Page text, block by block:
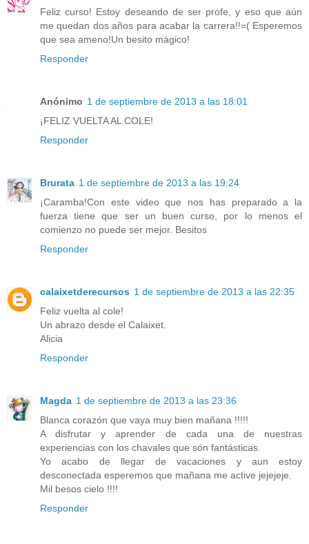
Feliz curso! Estoy deseando de ser profe, y eso que aún
me quedan dos años para acabar la carrera!!=( Esperemos
que sea ameno!Un besito mágico!
Responder
Anónimo 1 de septiembre de 2013 a las 18:01
¡FELIZ VUELTA AL COLE!
Responder
Brurata 1 de septiembre de 2013 a las 19:24
¡Caramba!Con este video que nos has preparado a la
fuerza tiene que ser un buen curso, por lo menos el
comienzo no puede ser mejor. Besitos
Responder
calaixetderecursos 1 de septiembre de 2013 a las 22:35
Feliz vuelta al cole!
Un abrazo desde el Calaixet.
Alicia
Responder
Magda 1 de septiembre de 2013 a las 23:36
Blanca corazón que vaya muy bien mañana !!!!!
A disfrutar y aprender de cada una de nuestras
experiencias con los chavales que són fantásticas.
Yo acabo de llegar de vacaciones y aun estoy
desconectada esperemos que mañana me active jejejeje.
Mil besos cielo !!!!
Responder